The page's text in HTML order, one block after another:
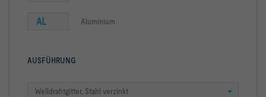
AL Aluminium
AUSFÜHRUNG
Welldrahtgitter, Stahl verzinkt